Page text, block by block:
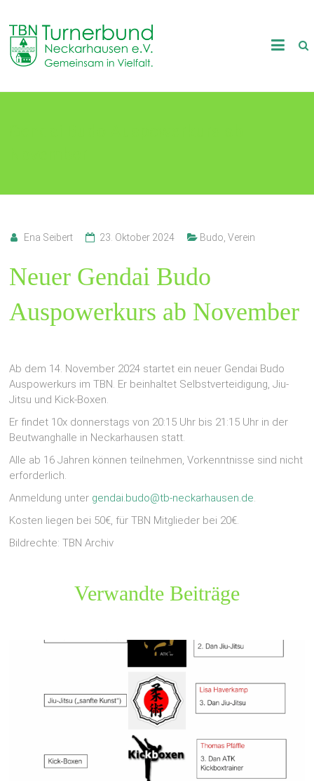
content
TB
Neckarhausen
Ena Seibert 23. Oktober 2024 Budo Verein
Neuer Gendai Budo
Auspowerkurs ab November
Ab dem 14. November 2024 startet ein neuer Gendai Budo
Auspowerkurs im TBN. Er beinhaltet Selbstverteidigung, Jiu-
Jitsu und Kick-Boxen.
Er findet 10x donnerstags von 20:15 Uhr bis 21:15 Uhr in der
Beutwanghalle in Neckarhausen statt.
Alle ab 16 Jahren können teilnehmen, Vorkenntnisse sind nicht
erforderlich.
Anmeldung unter gendai.budo@tb-neckarhausen.de.
Kosten liegen bei 50€, für TBN Mitglieder bei 20€.
Bildrechte: TBN Archiv
Verwandte Beiträge